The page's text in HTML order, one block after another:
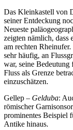
Das Kleinkastell von
seiner Entdeckung
Neueste
zeigten nämlich, dass
am rechten
sehr häufig, an
war, seine Bedeutung
Fluss als Grenze
einzuschätzen.
Gellep – Gelduba:
römischer
prominentes Beispiel
Antike hinaus.